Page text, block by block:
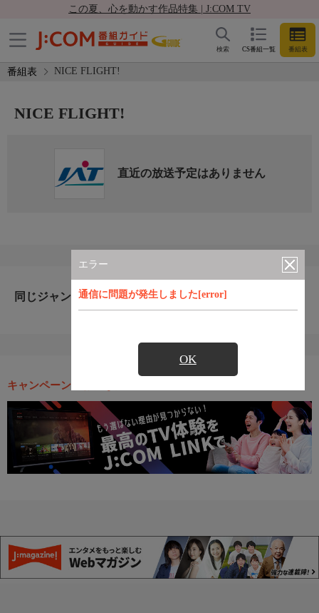
この夏、心を動かす作品特集 | J:COM TV
CS番組一覧 番組表
検索
番組表 NICE FLIGHT!
エラー
通信に問題が発生しました[error]
OK
NICE FLIGHT!
直近の放送予定はありません
同じジャンルのおすすめ番組
キャンペーン・お得な情報